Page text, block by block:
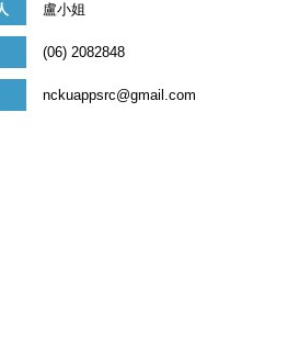
盧小姐
(06) 2082848
nckuappsrc@gmail.com